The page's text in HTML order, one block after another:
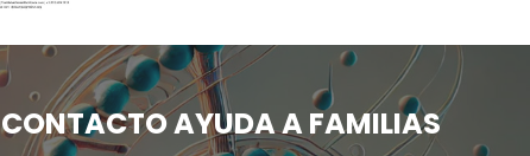
CONTACTO AYUDA A FAMILIAS